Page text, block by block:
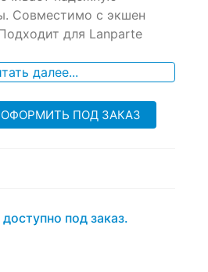
Совместимо с экшен
для Lanparte
далее...
ОФОРМИТЬ ПОД ЗАКАЗ
под заказ.